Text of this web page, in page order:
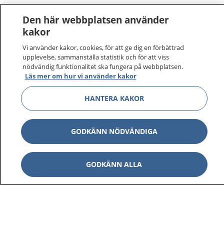
1177–tryggt om din hälsa och vård
På 1177.se får du råd om hälsa och information om
sjukdomar och vilka mottagningar du kan kontakta.
Logga in för att läsa din journal och göra dina
vårdärenden. Ring telefonnummer 1177 för
sjukvårdsrådgivning dygnet runt.
1177 ger dig råd när du vill må bättre.
Den här webbplatsen använder
kakor
Vi använder kakor, cookies, för att ge dig en förbättrad
upplevelse, sammanställa statistik och för att viss
nödvändig funktionalitet ska fungera på webbplatsen.
Läs mer om hur vi använder kakor
HANTERA KAKOR
GODKÄNN NÖDVÄNDIGA
GODKÄNN ALLA